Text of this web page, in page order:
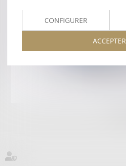
Honoraires
amicale AA -
CONFIGURER
ACCEPTER